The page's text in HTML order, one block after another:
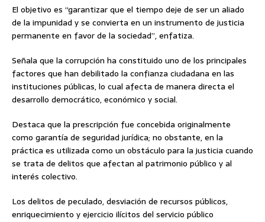
El objetivo es “garantizar que el tiempo deje de ser un aliado
de la impunidad y se convierta en un instrumento de justicia
permanente en favor de la sociedad”, enfatiza.
Señala que la corrupción ha constituido uno de los principales
factores que han debilitado la confianza ciudadana en las
instituciones públicas, lo cual afecta de manera directa el
desarrollo democrático, económico y social.
Destaca que la prescripción fue concebida originalmente
como garantía de seguridad jurídica; no obstante, en la
práctica es utilizada como un obstáculo para la justicia cuando
se trata de delitos que afectan al patrimonio público y al
interés colectivo.
Los delitos de peculado, desviación de recursos públicos,
enriquecimiento y ejercicio ilícitos del servicio público